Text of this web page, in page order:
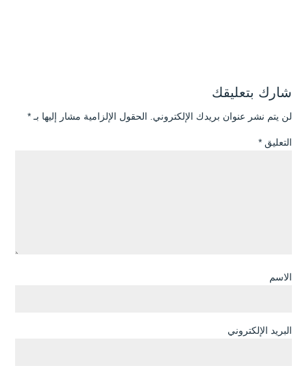
شارك بتعليقك
لن يتم نشر عنوان بريدك الإلكتروني. الحقول الإلزامية مشار إليها بـ *
التعليق *
الاسم
البريد الإلكتروني